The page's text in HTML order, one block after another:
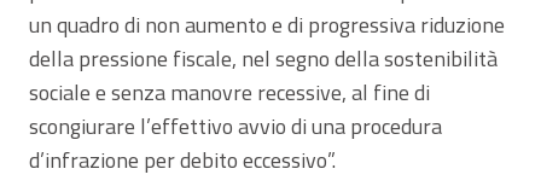
un quadro di non aumento e di progressiva riduzione
della pressione fiscale, nel segno della sostenibilità
sociale e senza manovre recessive, al fine di
scongiurare l’effettivo avvio di una procedura
d’infrazione per debito eccessivo”.